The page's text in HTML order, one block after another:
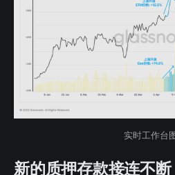
实时工作台
新的质押存款接连不断